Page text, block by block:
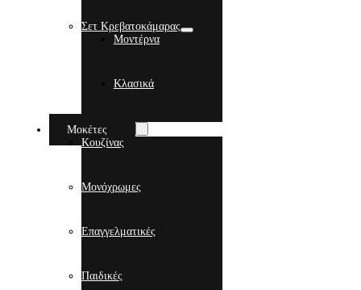
Σετ Κρεβατοκάμαρας
Μοντέρνα
Κλασικά
Μοκέτες
Κουζίνας
Μονόχρωμες
Επαγγελματικές
Παιδικές